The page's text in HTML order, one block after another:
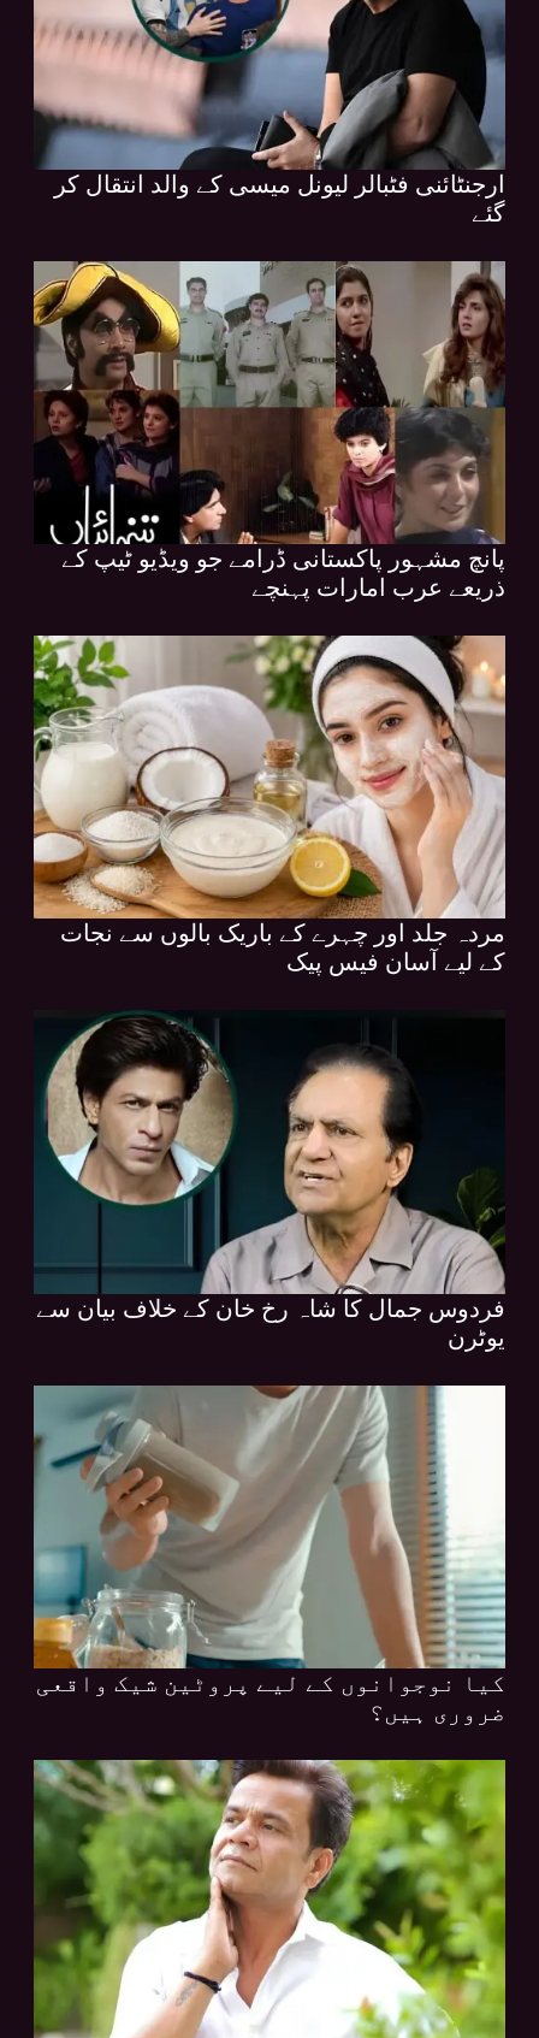
ارجنٹائنی فٹبالر لیونل میسی کے والد انتقال کر
گئے
پانچ مشہور پاکستانی ڈرامے جو ویڈیو ٹیپ کے
ذریعے عرب امارات پہنچے
مردہ جلد اور چہرے کے باریک بالوں سے نجات
کے لیے آسان فیس پیک
فردوس جمال کا شاہ رخ خان کے خلاف بیان سے
یوٹرن
کیا نوجوانوں کے لیے پروٹین شیک واقعی
ضروری ہیں؟